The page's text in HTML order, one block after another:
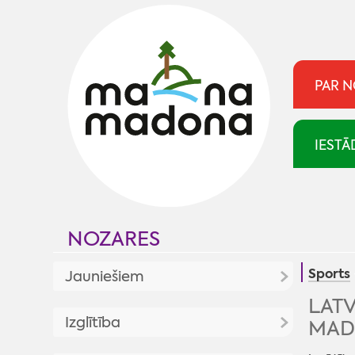
PAR
NOZARES
Jauniešiem
Jaunumi
Izglītība
Sports